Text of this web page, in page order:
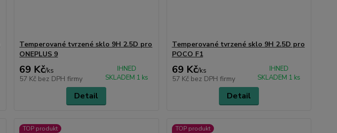
Temperované tvrzené sklo 9H 2.5D pro
ONEPLUS 9
69 Kč/ks
57 Kč bez DPH firmy
IHNED
SKLADEM 1 ks
Detail
Temperované tvrzené sklo 9H 2.5D pro
POCO F1
69 Kč/ks
57 Kč bez DPH firmy
IHNED
SKLADEM 1 ks
Detail
TOP produkt
TOP produkt